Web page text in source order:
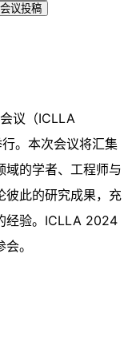
会议投稿
议（ICLLA
。本次会议将汇集
域的学者、工程师与
彼此的研究成果，充
经验。ICLLA 2024
。